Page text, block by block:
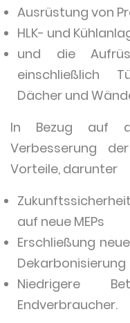
Ausrüstung von
HLK- und
und die
einschließlich
Dächer und
In Bezug auf
Verbesserung
Vorteile, darunter
auf neue MEPs
Erschließung
Dekarbonisierung
Niedrigere
Endverbraucher.